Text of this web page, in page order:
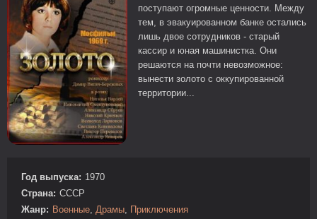
поступают огромные ценности. Между
тем, в эвакуированном банке остались
лишь двое сотрудников - старый
кассир и юная машинистка. Они
решаются на почти невозможное:
вынести золото с оккупированной
территории...
Год выпуска: 1970
Страна: СССР
Жанр: Военные Драмы
Приключения